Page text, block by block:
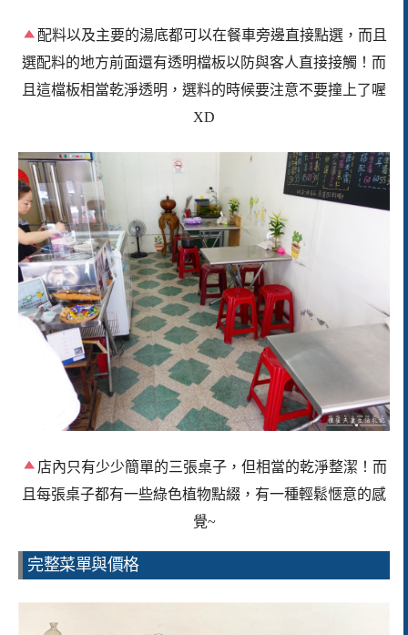
配料以及主要的湯底都可以在餐車旁邊直接點選，而且
選配料的地方前面還有透明檔板以防與客人直接接觸！而
且這檔板相當乾淨透明，選料的時候要注意不要撞上了喔
XD
店內只有少少簡單的三張桌子，但相當的乾淨整潔！而
且每張桌子都有一些綠色植物點綴，有一種輕鬆愜意的感
覺~
完整菜單與價格